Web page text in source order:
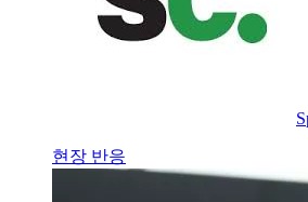
현장 반응